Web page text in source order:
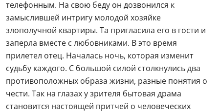
телефонным. На свою беду он дозвонился к
замыслившей интригу молодой хозяйке
злополучной квартиры. Та пригласила его в гости и
заперла вместе с любовниками. В это время
прилетел отец. Началась ночь, которая изменит
судьбу каждого. С большой силой столкнулись два
противоположных образа жизни, разные понятия о
чести. Так на глазах у зрителя бытовая драма
становится настоящей притчей о человеческих